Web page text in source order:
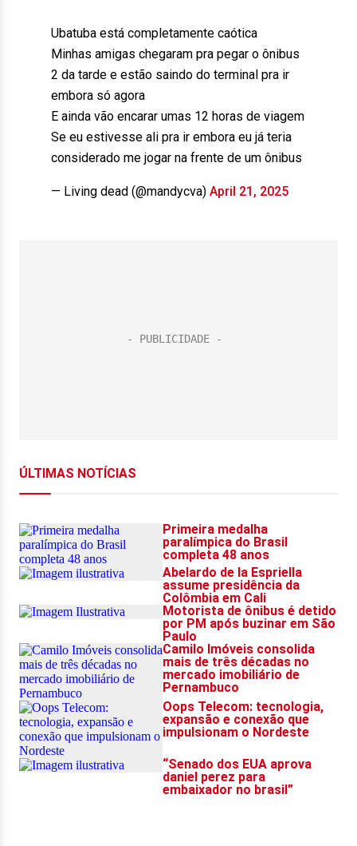
Ubatuba está completamente caótica
Minhas amigas chegaram pra pegar o ônibus
2 da tarde e estão saindo do terminal pra ir
embora só agora
E ainda vão encarar umas 12 horas de viagem
Se eu estivesse ali pra ir embora eu já teria
considerado me jogar na frente de um ônibus
— Living dead (@mandycva) April 21, 2025